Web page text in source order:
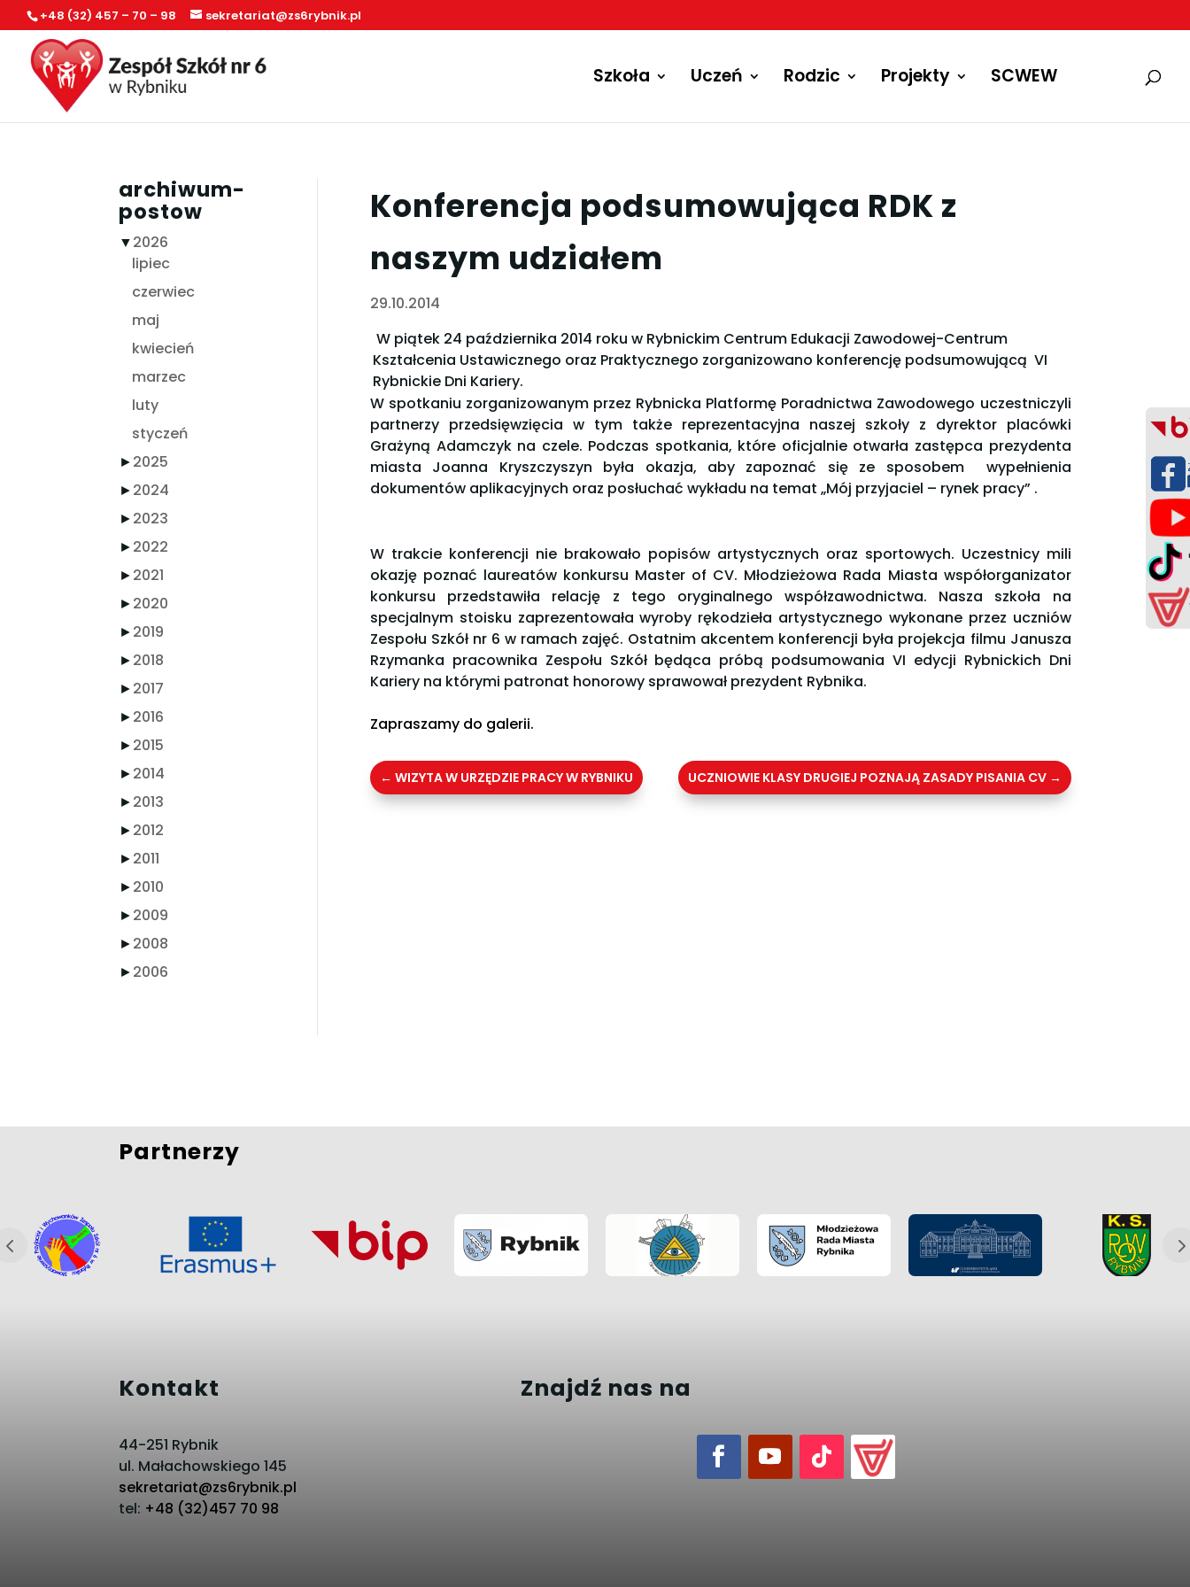
+48 (32) 457 – 70 – 98 sekretariat@zs6rybnik.pl
Szkoła Uczeń Rodzic Projekty SCWEW
archiwum-
postow
▼2026
lipiec
czerwiec
maj
kwiecień
marzec
luty
styczeń
►2025
►2024
►2023
►2022
►2021
►2020
►2019
►2018
►2017
►2016
►2015
►2014
►2013
►2012
►2011
►2010
►2009
►2008
►2006
Konferencja podsumowująca RDK z
naszym udziałem
29.10.2014
W piątek 24 października 2014 roku w Rybnickim Centrum Edukacji Zawodowej-Centrum
Kształcenia Ustawicznego oraz Praktycznego zorganizowano konferencję podsumowującą VI
Rybnickie Dni Kariery.
W spotkaniu zorganizowanym przez Rybnicka Platformę Poradnictwa Zawodowego uczestniczyli
partnerzy przedsięwzięcia w tym także reprezentacyjna naszej szkoły z dyrektor placówki
Grażyną Adamczyk na czele. Podczas spotkania, które oficjalnie otwarła zastępca prezydenta
miasta Joanna Kryszczyszyn była okazja, aby zapoznać się ze sposobem wypełnienia
dokumentów aplikacyjnych oraz posłuchać wykładu na temat „Mój przyjaciel – rynek pracy” .
W trakcie konferencji nie brakowało popisów artystycznych oraz sportowych. Uczestnicy mili
okazję poznać laureatów konkursu Master of CV. Młodzieżowa Rada Miasta współorganizator
konkursu przedstawiła relację z tego oryginalnego współzawodnictwa. Nasza szkoła na
specjalnym stoisku zaprezentowała wyroby rękodzieła artystycznego wykonane przez uczniów
Zespołu Szkół nr 6 w ramach zajęć. Ostatnim akcentem konferencji była projekcja filmu Janusza
Rzymanka pracownika Zespołu Szkół będąca próbą podsumowania VI edycji Rybnickich Dni
Kariery na którymi patronat honorowy sprawował prezydent Rybnika.
Zapraszamy do galerii.
← WIZYTA W URZĘDZIE PRACY W RYBNIKU UCZNIOWIE KLASY DRUGIEJ POZNAJĄ ZASADY PISANIA CV→
Partnerzy
Kontakt
44-251 Rybnik
ul. Małachowskiego 145
sekretariat@zs6rybnik.pl
tel: +48 (32)457 70 98
Znajdź nas na